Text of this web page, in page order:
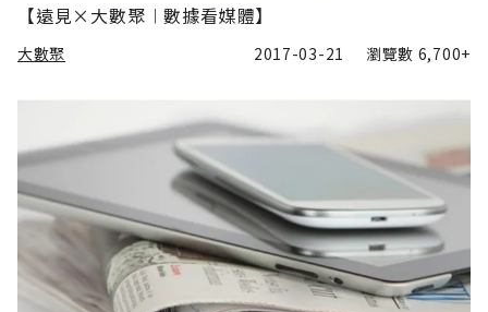
【遠見×大數聚︱數據看媒體】
大數聚 2017-03-21 瀏覽數 6,700+